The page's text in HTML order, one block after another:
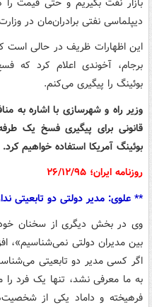
دیپلماسی نفتی برادران‌مان در
برجام، آخوندی اعلام کرد که
بوئینگ را پیگیری می‌کنم.
وزیر راه و شهرسازی با اشاره به
قانونی برای پیگیری فسخ یک
بوئینگ آمریکا استفاده خواهیم کرد.
روزنامه ایران؛ ۲۶/۱۲/۹۵
** علوی: مدیر دولتی دو تابعیتی
وی در بخش دیگری از سخنان خود
بین مدیران دولتی نمی‌شناسیم»،
اگر کسی مدیر دو تابعیتی
به ما معرفی نشد، تنها یک فرد
فرهیخته و داماد یکی از